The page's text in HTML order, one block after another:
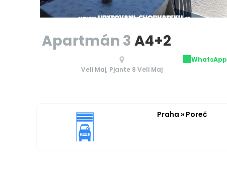
Apartmán 3 A4+2
Veli Maj, Pjante 8 Veli Maj
WhatsApp
Praha » Poreč